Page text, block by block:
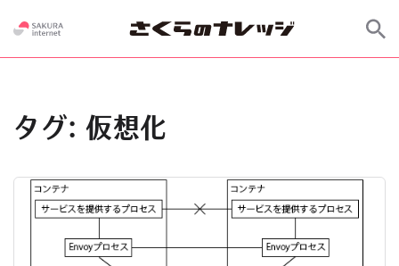
タグ: 仮想化